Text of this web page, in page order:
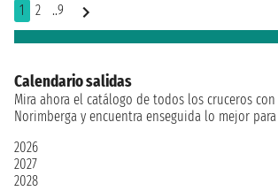
1 2 ..9
Calendario salidas
Mira ahora el catálogo de todos los cruceros
Norimberga y encuentra enseguida lo mejor
2026
2027
2028